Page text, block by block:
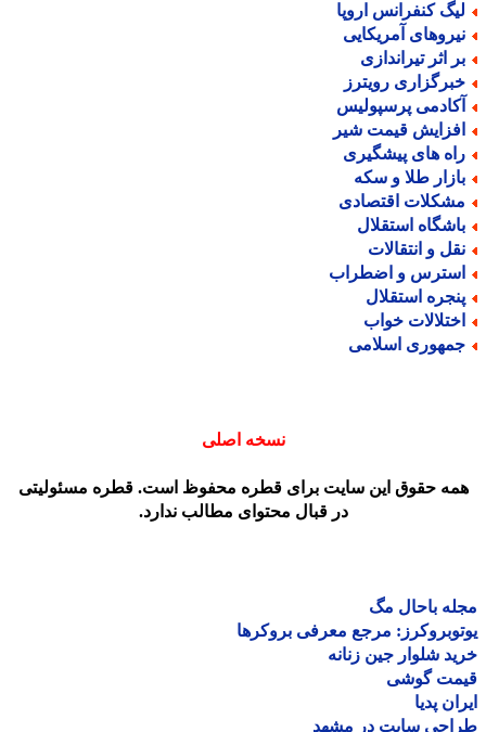
کنفرانس اروپا
آمریکایی
اثر تیراندازی
رویترز
پرسپولیس
قیمت شیر
های پیشگیری
طلا و سکه
اقتصادی
استقلال
و انتقالات
و اضطراب
استقلال
خواب
اسلامی
نسخه اصلی
حقوق این سایت برای قطره محفوظ است. قطره مسئولیتی
در قبال محتوای مطالب ندارد.
باحال مگ
مرجع معرفی بروکرها
شلوار جین زنانه
گوشی
پدیا
سایت در مشهد